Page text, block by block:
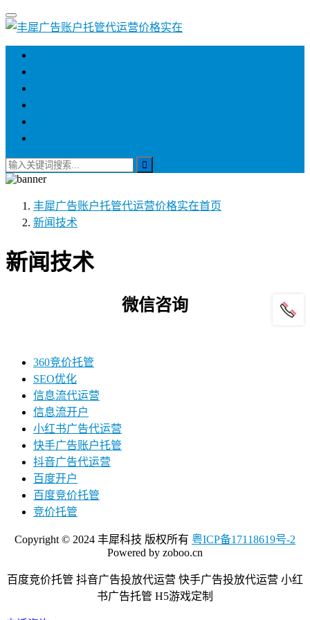
丰犀广告账户托管代运营价格实在首页
新闻技术
新闻技术
微信咨询
360竞价托管
SEO优化
信息流代运营
信息流开户
小红书广告代运营
快手广告账户托管
抖音广告代运营
百度开户
百度竞价托管
竞价托管
Copyright © 2024 丰犀科技 版权所有 粤ICP备17118619号-2
Powered by zoboo.cn
百度竞价托管 抖音广告投放代运营 快手广告投放代运营 小红
书广告托管 H5游戏定制